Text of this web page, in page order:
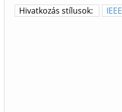
Hivatkozás stílusok:
IEEE